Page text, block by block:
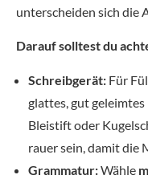
unterscheiden sich die
Darauf solltest du
Schreibgerät: Für
glattes, gut
Bleistift oder
rauer sein, damit die
Grammatur:Wähle